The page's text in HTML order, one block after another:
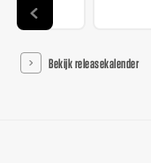
Bekijk releasekalender